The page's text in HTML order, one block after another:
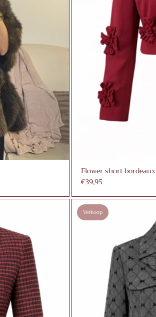
Flower short bordeaux
€39,95
Verkoop